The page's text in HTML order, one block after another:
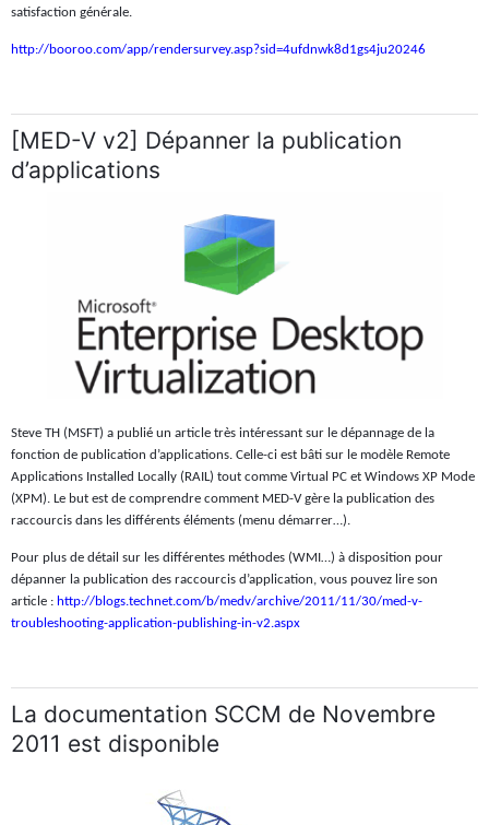
satisfaction générale.
http://booroo.com/app/rendersurvey.asp?sid=4ufdnwk8d1gs4ju20246
[MED-V v2] Dépanner la publication
d’applications
Steve TH (MSFT) a publié un article très intéressant sur le dépannage de la
fonction de publication d’applications. Celle-ci est bâti sur le modèle Remote
Applications Installed Locally (RAIL) tout comme Virtual PC et Windows XP Mode
(XPM). Le but est de comprendre comment MED-V gère la publication des
raccourcis dans les différents éléments (menu démarrer…).
Pour plus de détail sur les différentes méthodes (WMI…) à disposition pour
dépanner la publication des raccourcis d’application, vous pouvez lire son
article : http://blogs.technet.com/b/medv/archive/2011/11/30/med-v-
troubleshooting-application-publishing-in-v2.aspx
La documentation SCCM de Novembre
2011 est disponible